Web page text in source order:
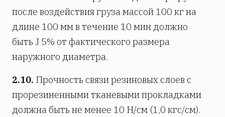
после воздействия груза массой 100 кг на
длине 100 мм в течение 10 мин должно
быть Ј 5% от фактического размера
наружного диаметра.
2.10. Прочность связи резиновых слоев с
прорезиненными тканевыми прокладками
должна быть не менее 10 Н/см (1,0 кгс/см).